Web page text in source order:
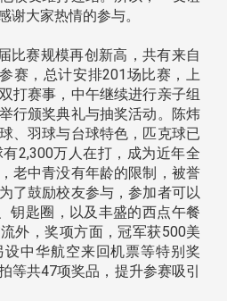
谢大家热情的参与。
比赛规模再创新高，共有来自
赛，总计安排201场比赛，上
打赛事，中午继续进行亲子组
行颁奖典礼与抽奖活动。陈炜
、羽球与台球特色，匹克球已
2,300万人在打，成为近年全
老中青没有年龄的限制，被誉
了鼓励校友参与，参加者可以
钥匙圈，以及丰盛的西点午餐
外，奖项方面，冠军获500美
中华航空来回机票等特别奖
等共47项奖品，提升参赛吸引